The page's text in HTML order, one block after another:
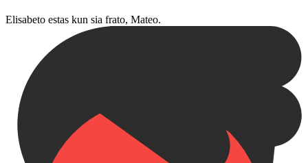
Elisabeto estas kun sia frato, Mateo.